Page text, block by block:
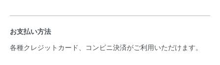
お支払い方法
各種クレジットカード、コンビニ決済がご利用いただけます。